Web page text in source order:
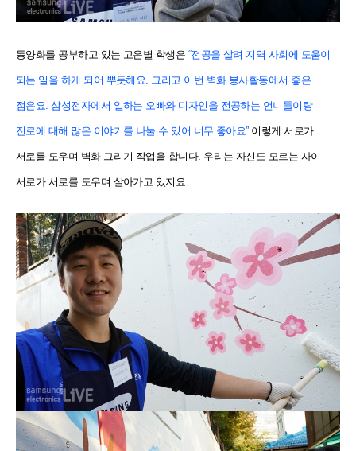
동양화를 공부하고 있는 고은별 학생은 “전공을 살려 지역 사회에 도움이
되는 일을 하게 되어 뿌듯해요. 그리고 이번 벽화 봉사활동에서 좋은
점은요. 삼성전자에서 일하는 오빠와 디자인을 전공하는 언니들이랑
진로에 대해 많은 이야기를 나눌 수 있어 너무 좋아요” 이렇게 서로가
서로를 도우며 벽화 그리기 작업을 합니다. 우리는 자신도 모르는 사이
서로가 서로를 도우며 살아가고 있지요.